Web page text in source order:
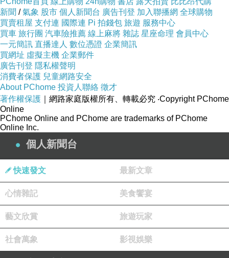
新聞 /氣象 股市 個人新聞台 廣告刊登 加入聯播網 全球購物
買賣租屋 支付連 國際連 Pi 拍錢包 旅遊 服務中心
買車 旅行團 汽車險推薦 線上麻將 雜誌 星座命理 會員中心
一元簡訊 直播達人 數位憑證 企業簡訊
買網址 虛擬主機 企業郵件
廣告刊登 隱私權聲明
消費者保護 兒童網路安全
About PChome 投資人聯絡 徵才
著作權保護 ｜網路家庭版權所有、轉載必究 ‧Copyright PChome
Online
PChome Online and PChome are trademarks of PChome
Online Inc.
個人新聞台
快速發文 最新文章
心情雜記 美食饗宴
藝文欣賞 旅遊玩家
社會萬象 影視娛樂